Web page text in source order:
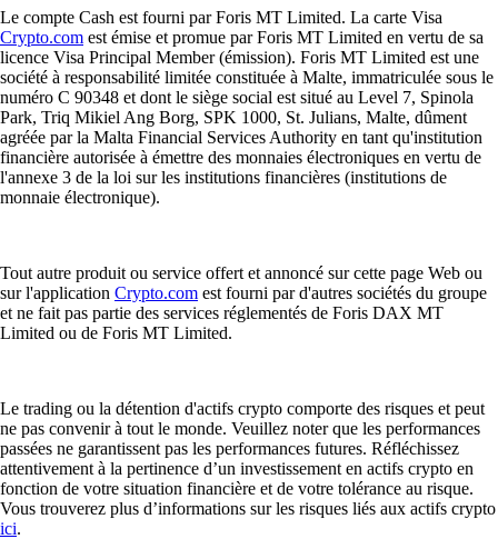
Le compte Cash est fourni par Foris MT Limited. La carte Visa
Crypto.com est émise et promue par Foris MT Limited en vertu de sa
licence Visa Principal Member (émission). Foris MT Limited est une
société à responsabilité limitée constituée à Malte, immatriculée sous le
numéro C 90348 et dont le siège social est situé au Level 7, Spinola
Park, Triq Mikiel Ang Borg, SPK 1000, St. Julians, Malte, dûment
agréée par la Malta Financial Services Authority en tant qu'institution
financière autorisée à émettre des monnaies électroniques en vertu de
l'annexe 3 de la loi sur les institutions financières (institutions de
monnaie électronique).
Tout autre produit ou service offert et annoncé sur cette page Web ou
sur l'application Crypto.com est fourni par d'autres sociétés du groupe
et ne fait pas partie des services réglementés de Foris DAX MT
Limited ou de Foris MT Limited.
Le trading ou la détention d'actifs crypto comporte des risques et peut
ne pas convenir à tout le monde. Veuillez noter que les performances
passées ne garantissent pas les performances futures. Réfléchissez
attentivement à la pertinence d’un investissement en actifs crypto en
fonction de votre situation financière et de votre tolérance au risque.
Vous trouverez plus d’informations sur les risques liés aux actifs crypto
ici.